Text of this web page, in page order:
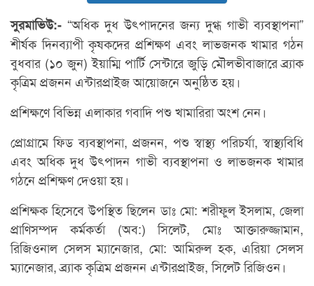
সুরমাভিউ:- “অধিক দুধ উৎপাদনের জন্য দুগ্ধ গাভী ব্যবস্থাপনা”
শীর্ষক দিনব্যাপী কৃষকদের প্রশিক্ষণ এবং লাভজনক খামার গঠন
বুধবার (১০ জুন) ইয়াম্মি পার্টি সেন্টারে জুড়ি মৌলভীবাজারে ব্র্যাক
কৃত্রিম প্রজনন এন্টারপ্রাইজ আয়োজনে অনুষ্ঠিত হয়।
প্রশিক্ষণে বিভিন্ন এলাকার গবাদি পশু খামারিরা অংশ নেন।
প্রোগ্রামে ফিড ব্যবস্থাপনা, প্রজনন, পশু স্বাস্থ্য পরিচর্যা, স্বাস্থ্যবিধি
এবং অধিক দুধ উৎপাদন গাভী ব্যবস্থাপনা ও লাভজনক খামার
গঠনে প্রশিক্ষণ দেওয়া হয়।
প্রশিক্ষক হিসেবে উপস্থিত ছিলেন ডাঃ মো: শরীফুল ইসলাম, জেলা
প্রাণিসম্পদ কর্মকর্তা (অব:) সিলেট, মোঃ আক্তারুজ্জামান,
রিজিওনাল সেলস ম্যানেজার, মো: আমিরুল হক, এরিয়া সেলস
ম্যানেজার, ব্র্যাক কৃত্রিম প্রজনন এন্টারপ্রাইজ, সিলেট রিজিওন।